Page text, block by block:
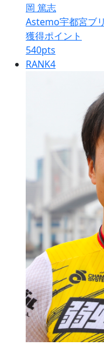
岡 篤志
Astemo宇都宮ブ
獲得ポイント
540pts
RANK4